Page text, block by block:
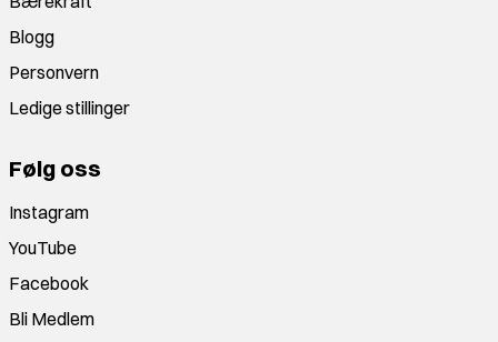
Blogg
Personvern
Ledige stillinger
Følg oss
Instagram
YouTube
Facebook
Bli Medlem